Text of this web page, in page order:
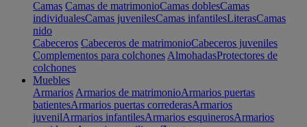
Camas Camas de matrimonioCamas doblesCamas
individualesCamas juvenilesCamas infantilesLiterasCamas
nido
Cabeceros Cabeceros de matrimonioCabeceros juveniles
Complementos para colchones AlmohadasProtectores de
colchones
Muebles
Armarios Armarios de matrimonioArmarios puertas
batientesArmarios puertas correderasArmarios
juvenilArmarios infantilesArmarios esquinerosArmarios